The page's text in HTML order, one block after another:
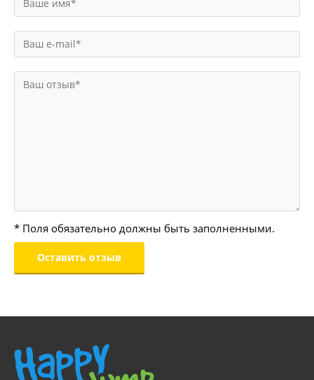
* Поля обязательно должны быть заполненными.